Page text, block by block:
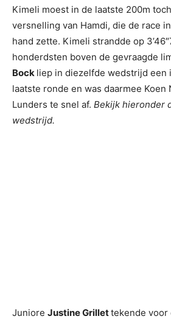
Kimeli moest in de laatste 200m
versnelling van Hamdi, die de race in
hand zette. Kimeli strandde op
honderdsten boven de gevraagde
Bock liep in diezelfde wedstrijd een
laatste ronde en was daarmee Koen
Lunders te snel af. Bekijk hieronder
wedstrijd.
Juniore Justine Grillettekende voor